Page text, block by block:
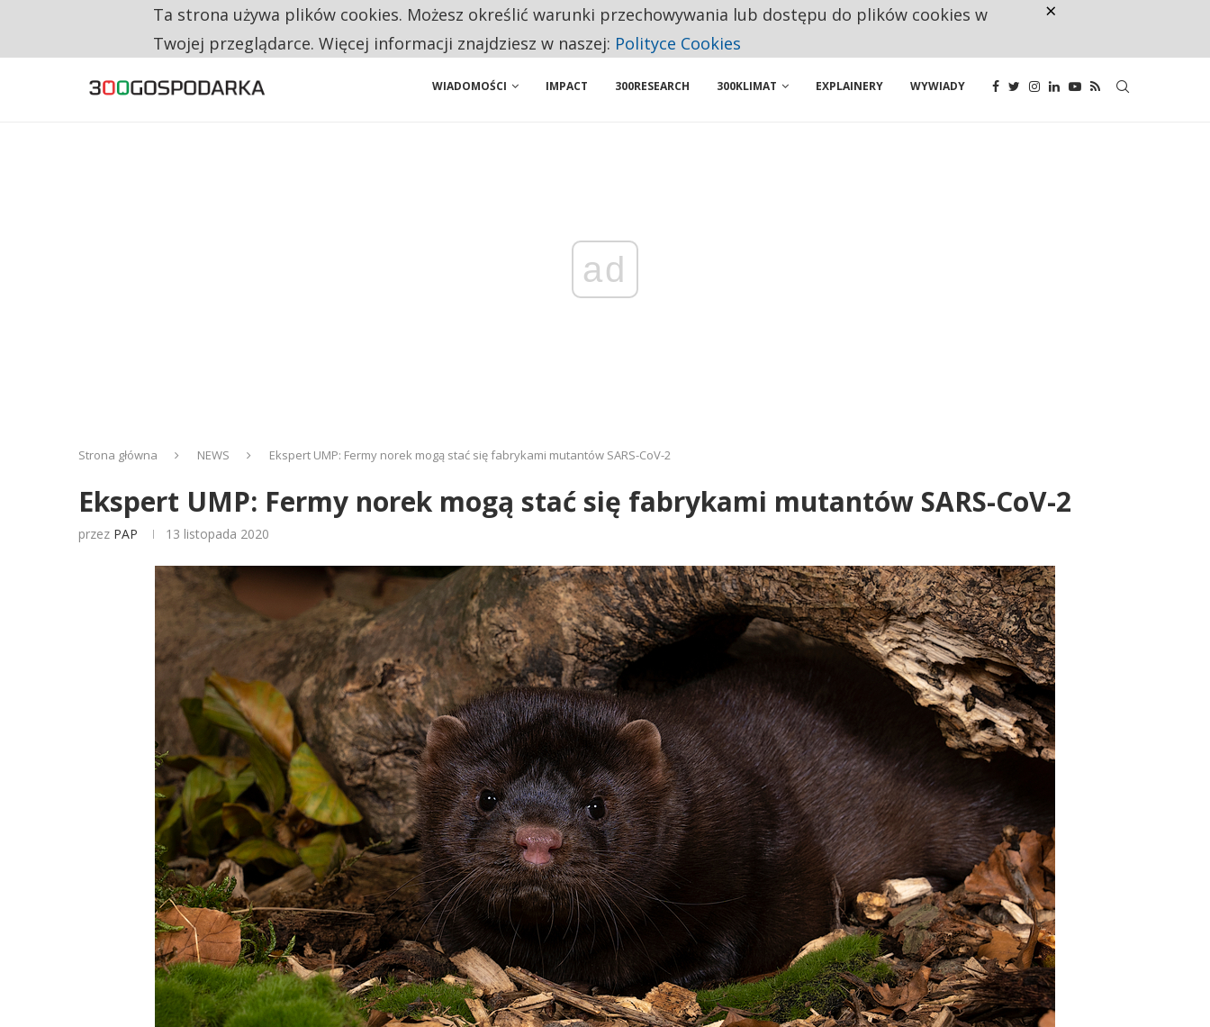
CO TRZECIĄ ZŁOTÓWKĘ Z EMERYTURY SENIORZY PRZEZNACZAJĄ NA PODSTAWOWE ZAKUPY
WIADOMOŚCI IMPACT 300RESEARCH 300KLIMAT EXPLAINERY WYWIADY
ad
Strona główna NEWS Ekspert UMP: Fermy norek mogą stać się fabrykami mutantów SARS-CoV-2
Ekspert UMP: Fermy norek mogą stać się fabrykami mutantów SARS-CoV-2
przez PAP 13 listopada 2020
Ta strona używa plików cookies. Możesz określić warunki przechowywania lub dostępu do plików cookies w
Twojej przeglądarce. Więcej informacji znajdziesz w naszej: Polityce Cookies
×